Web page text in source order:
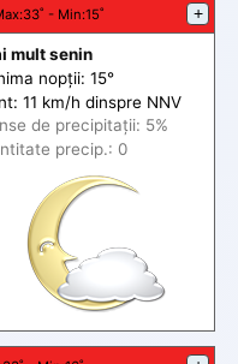
:33˚ - Min:15˚ +
mult senin
nopții: 15°
11 km/h dinspre NNV
de precipitații: 5%
precip.: 0